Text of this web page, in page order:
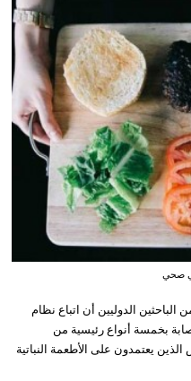
صحي
الدوليين أن اتباع نظام
بخمسة أنواع رئيسية من
يعتمدون على الأطعمة النباتية